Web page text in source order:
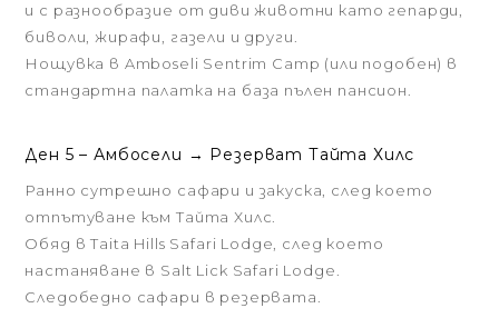
и с разнообразие от диви животни като гепарди,
биволи, жирафи, газели и други.
Нощувка в Amboseli Sentrim Camp (или подобен) в
стандартна палатка на база пълен пансион.
Ден 5 – Амбосели → Резерват Тайтa Хилс
Ранно сутрешно сафари и закуска, след което
отпътуване към Тайтa Хилс.
Обяд в Taita Hills Safari Lodge, след което
настаняване в Salt Lick Safari Lodge.
Следобедно сафари в резервата.